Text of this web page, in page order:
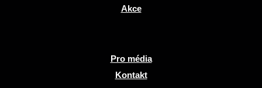
Akce
Pro média
Kontakt